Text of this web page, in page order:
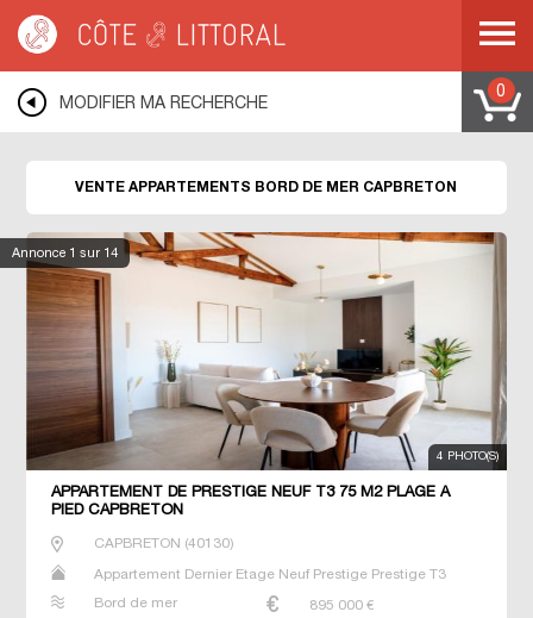
MODIFIER MA RECHERCHE
0
Annonce 1 sur 14
VENTE APPARTEMENTS BORD DE MER CAPBRETON
4 PHOTO(S)
APPARTEMENT DE PRESTIGE NEUF T3 75 M2 PLAGE À
PIED CAPBRETON
CAPBRETON (40130)
Appartement Dernier Etage Neuf Prestige Prestige T3
Bord de mer 895 000 €